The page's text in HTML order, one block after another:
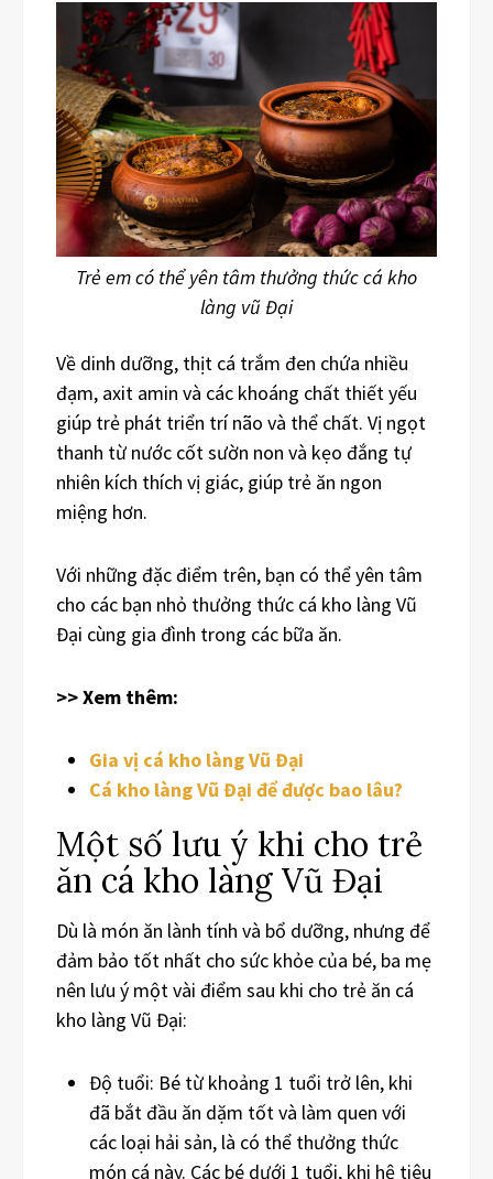
Trẻ em có thể yên tâm thưởng thức cá kho
làng vũ Đại
Về dinh dưỡng, thịt cá trắm đen chứa nhiều
đạm, axit amin và các khoáng chất thiết yếu
giúp trẻ phát triển trí não và thể chất. Vị ngọt
thanh từ nước cốt sườn non và kẹo đắng tự
nhiên kích thích vị giác, giúp trẻ ăn ngon
miệng hơn.
Với những đặc điểm trên, bạn có thể yên tâm
cho các bạn nhỏ thưởng thức cá kho làng Vũ
Đại cùng gia đình trong các bữa ăn.
>> Xem thêm:
Gia vị cá kho làng Vũ Đại
Cá kho làng Vũ Đại để được bao lâu?
Một số lưu ý khi cho trẻ
ăn cá kho làng Vũ Đại
Dù là món ăn lành tính và bổ dưỡng, nhưng để
đảm bảo tốt nhất cho sức khỏe của bé, ba mẹ
nên lưu ý một vài điểm sau khi cho trẻ ăn cá
kho làng Vũ Đại:
Độ tuổi: Bé từ khoảng 1 tuổi trở lên, khi
đã bắt đầu ăn dặm tốt và làm quen với
các loại hải sản, là có thể thưởng thức
món cá này. Các bé dưới 1 tuổi, khi hệ tiêu